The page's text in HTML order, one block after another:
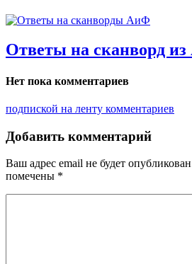
Ответы на сканворд
Нет пока комментариев
подпиской на ленту комментариев
Добавить комментарий
Ваш адрес email не будет
помечены *